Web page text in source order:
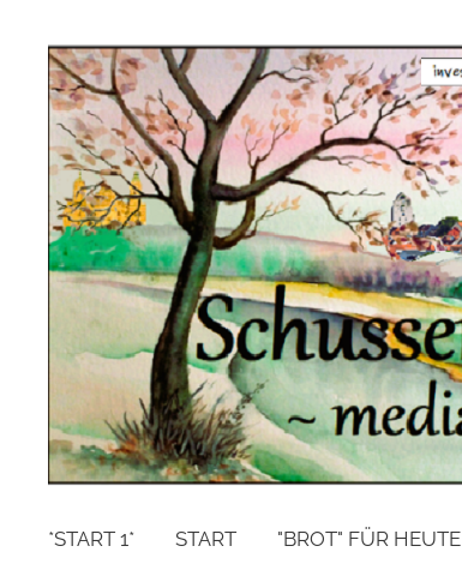
*START 1* START "BROT" FÜR HEUTE